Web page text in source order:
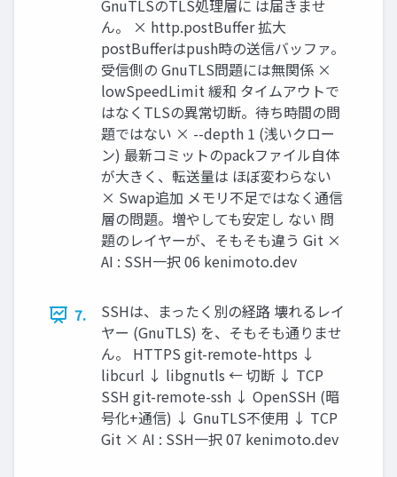
GnuTLSのTLS処理層に は届きませ
ん。 × http.postBuffer 拡大
postBufferはpush時の送信バッファ。
受信側の GnuTLS問題には無関係 ×
lowSpeedLimit 緩和 タイムアウトで
はなくTLSの異常切断。待ち時間の問
題ではない × --depth 1 (浅いクロー
ン) 最新コミットのpackファイル自体
が大きく、転送量は ほぼ変わらない
× Swap追加 メモリ不足ではなく通信
層の問題。増やしても安定し ない 問
題のレイヤーが、そもそも違う Git ×
AI : SSH一択 06 kenimoto.dev
7.
SSHは、まったく別の経路 壊れるレイ
ヤー (GnuTLS) を、そもそも通りませ
ん。 HTTPS git-remote-https ↓
libcurl ↓ libgnutls ← 切断 ↓ TCP
SSH git-remote-ssh ↓ OpenSSH (暗
号化+通信) ↓ GnuTLS不使用 ↓ TCP
Git × AI : SSH一択 07 kenimoto.dev